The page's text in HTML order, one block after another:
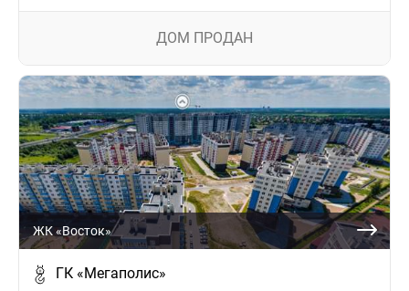
ДОМ ПРОДАН
ЖК «Восток»
ГК «Мегаполис»